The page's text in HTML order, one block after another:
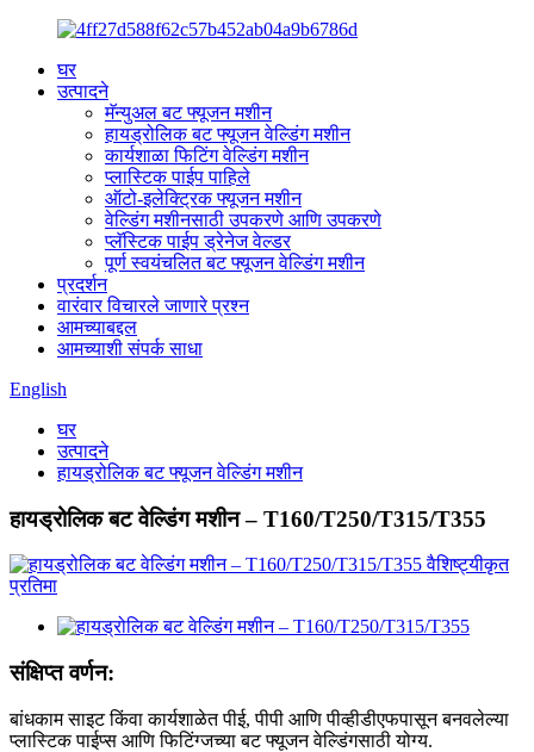
घर
उत्पादने
मॅन्युअल बट फ्यूजन मशीन
हायड्रोलिक बट फ्यूजन वेल्डिंग मशीन
कार्यशाळा फिटिंग वेल्डिंग मशीन
प्लास्टिक पाईप पाहिले
ऑटो-इलेक्ट्रिक फ्यूजन मशीन
वेल्डिंग मशीनसाठी उपकरणे आणि उपकरणे
प्लॅस्टिक पाईप ड्रेनेज वेल्डर
पूर्ण स्वयंचलित बट फ्यूजन वेल्डिंग मशीन
प्रदर्शन
वारंवार विचारले जाणारे प्रश्न
आमच्याबद्दल
आमच्याशी संपर्क साधा
English
घर
उत्पादने
हायड्रोलिक बट फ्यूजन वेल्डिंग मशीन
हायड्रोलिक बट वेल्डिंग मशीन – T160/T250/T315/T355
संक्षिप्त वर्णन:
बांधकाम साइट किंवा कार्यशाळेत पीई, पीपी आणि पीव्हीडीएफपासून बनवलेल्या
प्लास्टिक पाईप्स आणि फिटिंग्जच्या बट फ्यूजन वेल्डिंगसाठी योग्य.